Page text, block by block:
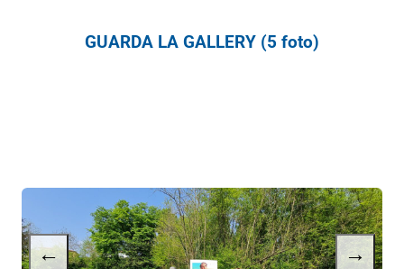
GUARDA LA GALLERY (5 foto)
← →